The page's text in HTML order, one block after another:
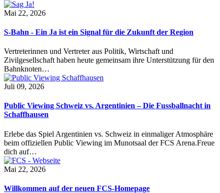
Mai 22, 2026
S-Bahn - Ein Ja ist ein Signal für die Zukunft der Region
Vertreterinnen und Vertreter aus Politik, Wirtschaft und
Zivilgesellschaft haben heute gemeinsam ihre Unterstützung für den
Bahnknoten…
Juli 09, 2026
Public Viewing Schweiz vs. Argentinien – Die Fussballnacht in
Schaffhausen
Erlebe das Spiel Argentinien vs. Schweiz in einmaliger Atmosphäre
beim offiziellen Public Viewing im Munotsaal der FCS Arena.Freue
dich auf…
Mai 22, 2026
Willkommen auf der neuen FCS-Homepage